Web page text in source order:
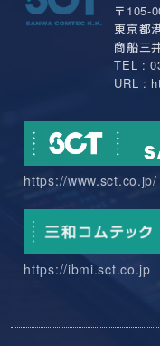
〒105-
東京都
商船三
TEL :
URL :
https://www.sct.co.jp/
https://ibmi.sct.co.jp